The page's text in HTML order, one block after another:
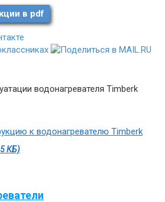
в pdf
водонагревателя Timberk
к водонагревателю Timberk
КБ)